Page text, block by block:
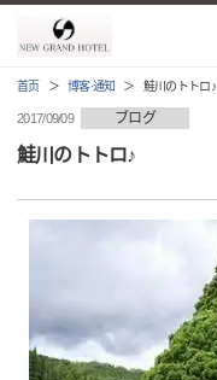
首页 博客·通知 鮭川のトトロ♪
2017/09/09 ブログ
鮭川のトトロ♪